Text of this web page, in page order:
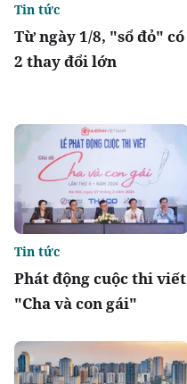
Từ ngày 1/8, "sổ đỏ" có
2 thay đổi lớn
Tin tức
Phát động cuộc thi viết
"Cha và con gái"
Tin tức